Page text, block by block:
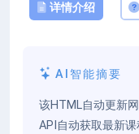
详情介绍
AI智能摘要
该HTML自动更新
API自动获取最新